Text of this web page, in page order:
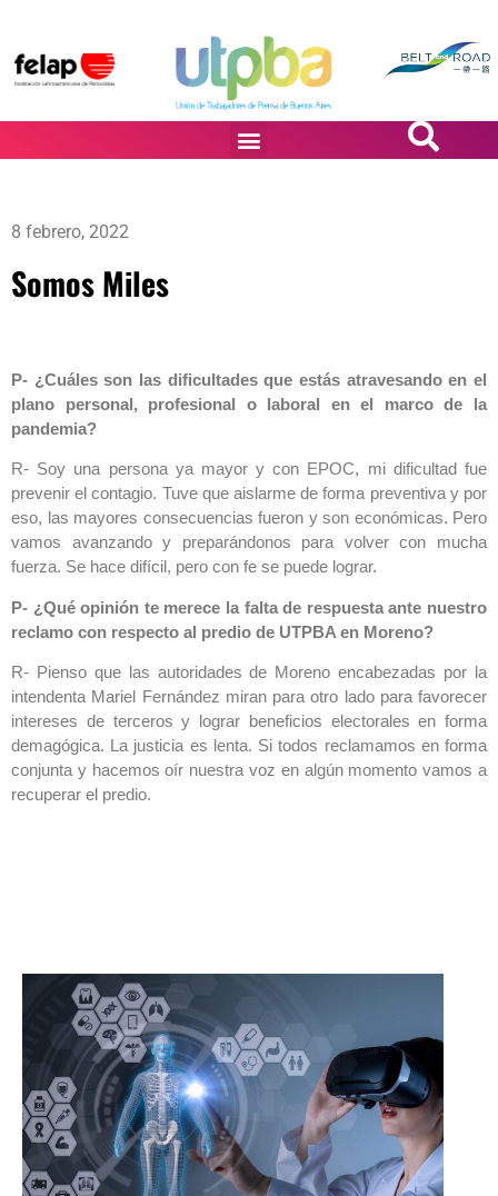
8 febrero, 2022
Somos Miles
P- ¿Cuáles son las dificultades que estás atravesando en el
plano personal, profesional o laboral en el marco de la
pandemia?
R- Soy una persona ya mayor y con EPOC, mi dificultad fue
prevenir el contagio. Tuve que aislarme de forma preventiva y por
eso, las mayores consecuencias fueron y son económicas. Pero
vamos avanzando y preparándonos para volver con mucha
fuerza. Se hace difícil, pero con fe se puede lograr.
P- ¿Qué opinión te merece la falta de respuesta ante nuestro
reclamo con respecto al predio de UTPBA en Moreno?
R- Pienso que las autoridades de Moreno encabezadas por la
intendenta Mariel Fernández miran para otro lado para favorecer
intereses de terceros y lograr beneficios electorales en forma
demagógica. La justicia es lenta. Si todos reclamamos en forma
conjunta y hacemos oír nuestra voz en algún momento vamos a
recuperar el predio.